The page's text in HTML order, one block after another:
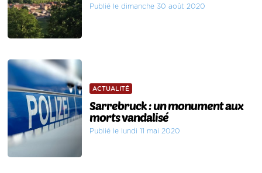
Publié le dimanche 30 août 2020
ACTUALITÉ
Sarrebruck : un monument aux
morts vandalisé
Publié le lundi 11 mai 2020